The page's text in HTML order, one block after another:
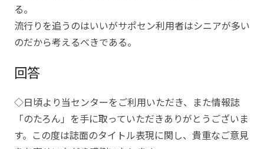
る。
流行りを追うのはいいがサポセン利用者はシニアが多い
のだから考えるべきである。
回答
◇日頃より当センターをご利用いただき、また情報誌
「のたろん」を手に取っていただきありがとうございま
す。この度は誌面のタイトル表現に関し、貴重なご意見